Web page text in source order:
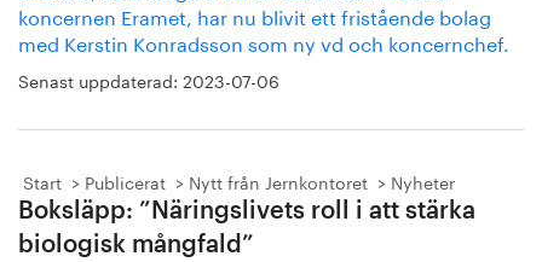
koncernen Eramet, har nu blivit ett fristående bolag
med Kerstin Konradsson som ny vd och koncernchef.
Senast uppdaterad: 2023-07-06
Start Publicerat Nytt från Jernkontoret Nyheter
Boksläpp: ”Näringslivets roll i att stärka
biologisk mångfald”